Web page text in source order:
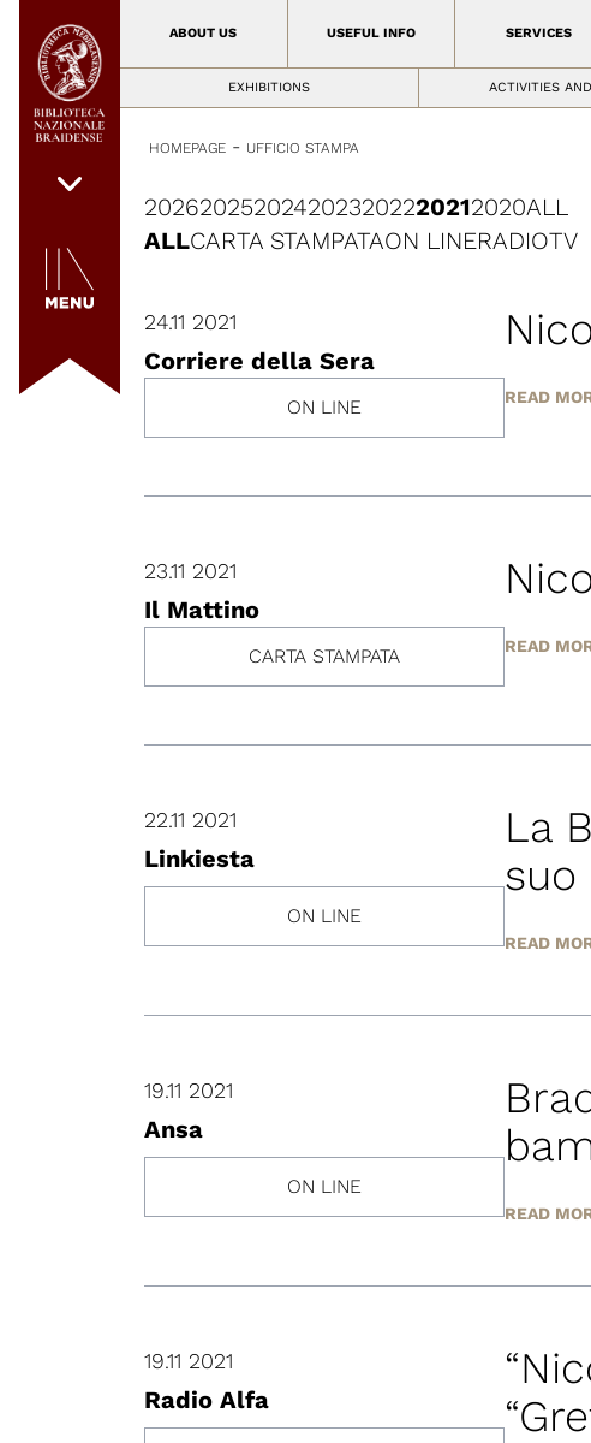
ABOUT US USEFUL INFO SERVICES
EXHIBITIONS ACTIVITIES
HOMEPAGE - UFFICIO STAMPA
2026202520242023202220212020ALL
ALLCARTA STAMPATAON LINERADIOTV
24.11 2021
Corriere della Sera
ON LINE READ
23.11 2021
Il Mattino
CARTA STAMPATA READ
22.11 2021
Linkiesta
ON LINE
La
suo
READ
19.11 2021
Ansa
ON LINE
READ
19.11 2021
Radio Alfa